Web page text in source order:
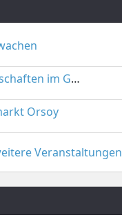
im Gardetanz
Orsoy
Veranstaltungen